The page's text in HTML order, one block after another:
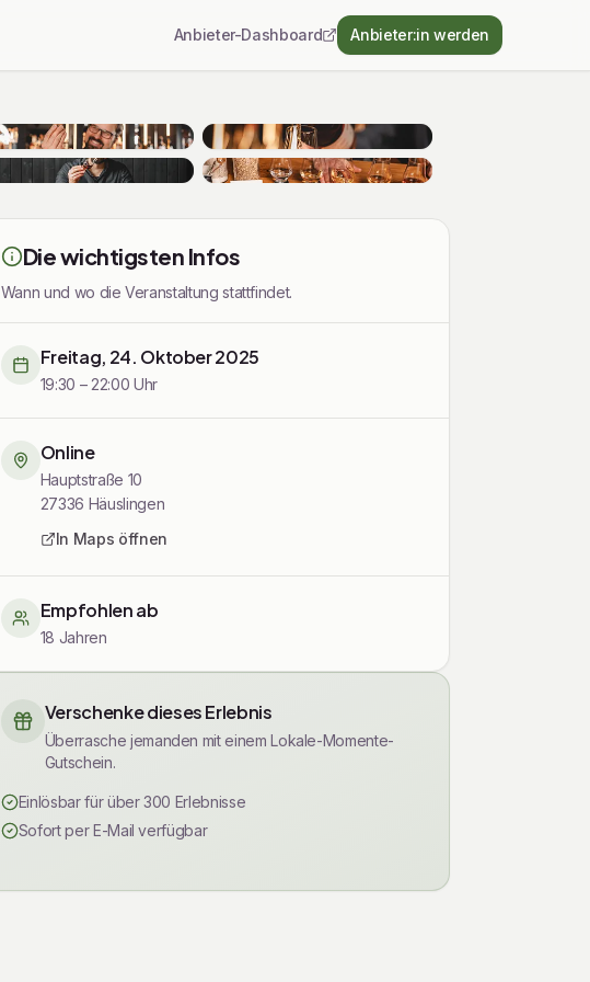
Anbieter-Dashboard Anbieter:in werden
Die wichtigsten Infos
Wann und wo die Veranstaltung stattfindet.
Freitag, 24. Oktober 2025
19:30 – 22:00 Uhr
Online
Hauptstraße 10
27336 Häuslingen
In Maps öffnen
Empfohlen ab
18 Jahren
Verschenke dieses Erlebnis
Überrasche jemanden mit einem Lokale-Momente-
Gutschein.
Einlösbar für über 300 Erlebnisse
Sofort per E-Mail verfügbar